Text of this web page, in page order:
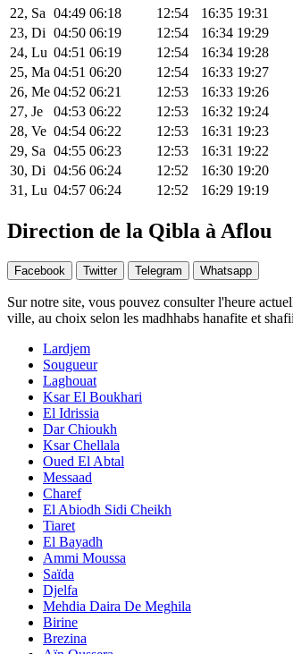
22, Sa 04:49 06:18 12:54 16:35 19:31
23, Di 04:50 06:19 12:54 16:34 19:29
24, Lu 04:51 06:19 12:54 16:34 19:28
25, Ma 04:51 06:20 12:54 16:33 19:27
26, Me 04:52 06:21 12:53 16:33 19:26
27, Je
04:53 06:22 12:53 16:32 19:24
28, Ve 04:54 06:22 12:53 16:31 19:23
29, Sa 04:55 06:23 12:53 16:31 19:22
30, Di 04:56 06:24 12:52 16:30 19:20
31, Lu 04:57 06:24 12:52 16:29 19:19
Direction de la Qibla à Aflou
Facebook Twitter Telegram Whatsapp
Sur notre site, vous pouvez consulter l'heure
ville, au choix selon les madhhabs hanafite et
Lardjem
Sougueur
Laghouat
Ksar El Boukhari
El Idrissia
Dar Chioukh
Ksar Chellala
Oued El Abtal
Messaad
Charef
El Abiodh Sidi Cheikh
Tiaret
El Bayadh
Ammi Moussa
Saïda
Djelfa
Mehdia Daira De Meghila
Birine
Brezina